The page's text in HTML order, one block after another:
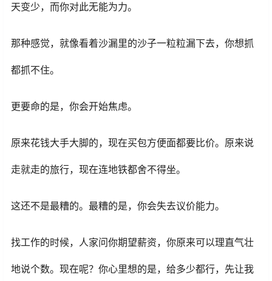
天变少，而你对此无能为力。
那种感觉，就像看着沙漏里的沙子一粒粒漏下去，你想抓
都抓不住。
更要命的是，你会开始焦虑。
原来花钱大手大脚的，现在买包方便面都要比价。原来说
走就走的旅行，现在连地铁都舍不得坐。
这还不是最糟的。最糟的是，你会失去议价能力。
找工作的时候，人家问你期望薪资，你原来可以理直气壮
地说个数。现在呢？你心里想的是，给多少都行，先让我